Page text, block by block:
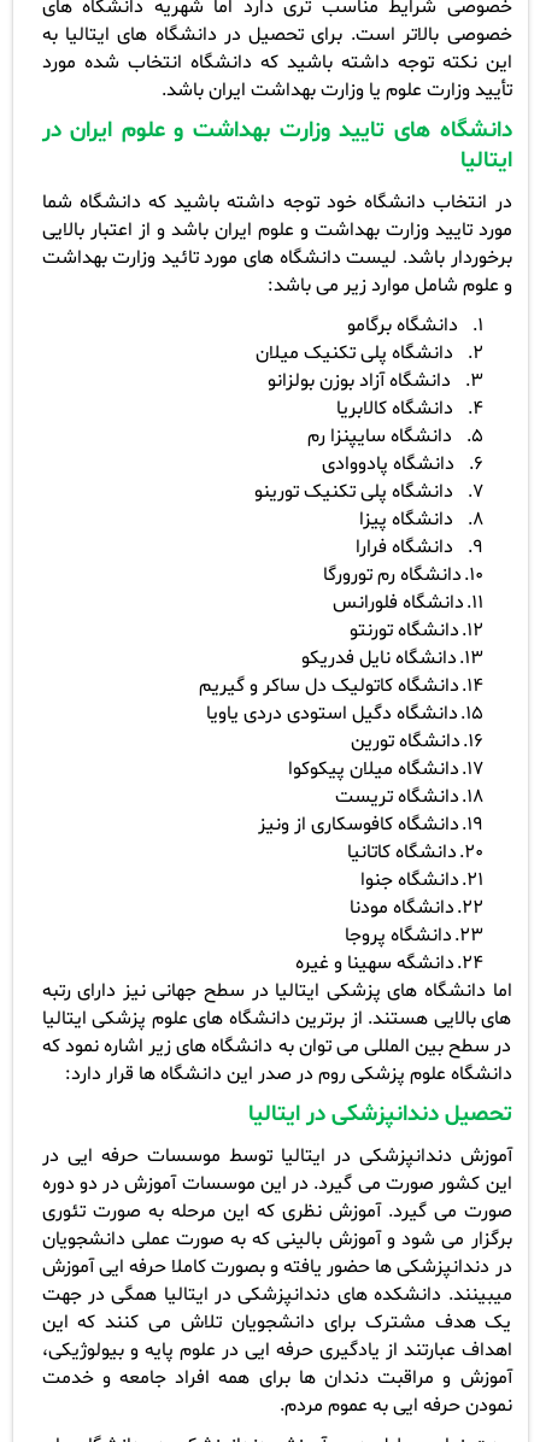
خصوصی شرایط مناسب تری دارد اما شهریه دانشگاه های
خصوصی بالاتر است. برای تحصیل در دانشگاه های ایتالیا به
این نکته توجه داشته باشید که دانشگاه انتخاب شده مورد
تأیید وزارت علوم یا وزارت بهداشت ایران باشد.
دانشگاه های تایید وزارت بهداشت و علوم ایران در
ایتالیا
در انتخاب دانشگاه خود توجه داشته باشید که دانشگاه شما
مورد تایید وزارت بهداشت و علوم ایران باشد و از اعتبار بالایی
برخوردار باشد. لیست دانشگاه های مورد تائید وزارت بهداشت
و علوم شامل موارد زیر می باشد:
1.
دانشگاه برگامو
2.
دانشگاه پلی تکنیک میلان
3.
دانشگاه آزاد بوزن بولزانو
4.
دانشگاه کالابریا
5.
دانشگاه سایپنزا رم
6.
دانشگاه پادووادی
7.
دانشگاه پلی تکنیک تورینو
8.
دانشگاه پیزا
9.
دانشگاه فرارا
10. دانشگاه رم تورورگا
11. دانشگاه فلورانس
12. دانشگاه تورنتو
13. دانشگاه نایل فدریکو
14. دانشگاه کاتولیک دل ساکر و گیریم
15. دانشگاه دگیل استودی دردی یاویا
16. دانشگاه تورین
17. دانشگاه میلان پیکوکوا
18. دانشگاه تریست
19. دانشگاه کافوسکاری از ونیز
20. دانشگاه کاتانیا
21. دانشگاه جنوا
22. دانشگاه مودنا
23. دانشگاه پروجا
24. دانشگه سهینا و غیره
اما دانشگاه های پزشکی ایتالیا در سطح جهانی نیز دارای رتبه
های بالایی هستند. از برترین دانشگاه های علوم پزشکی ایتالیا
در سطح بین المللی می توان به دانشگاه های زیر اشاره نمود که
دانشگاه علوم پزشکی روم در صدر این دانشگاه ها قرار دارد:
تحصیل دندانپزشکی در ایتالیا
آموزش دندانپزشکی در ایتالیا توسط موسسات حرفه ایی در
این کشور صورت می­ گیرد. در این موسسات آموزش در دو دوره
صورت می­ گیرد. آموزش نظری که این مرحله به صورت تئوری
برگزار می­ شود و آموزش بالینی که به صورت عملی دانشجویان
در دندانپزشکی ها حضور یافته و بصورت کاملا حرفه ایی آموزش
می­بینند. دانشکده های دندانپزشکی در ایتالیا همگی در جهت
یک هدف مشترک برای دانشجویان تلاش می­ کنند که این
اهداف عبارتند از یادگیری حرفه ایی در علوم پایه و بیولوژیکی،
آموزش و مراقبت دندان ها برای همه افراد جامعه و خدمت
نمودن حرفه ایی به عموم مردم.